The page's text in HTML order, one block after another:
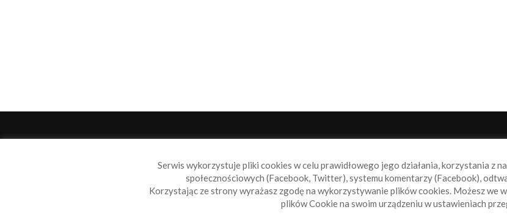
Sailbook.pl to miejsce dla wszystkich, którzy szukają aktualnych
wiadomości ze świata żeglarstwa, świata motorowodniactwa i
nie tylko.
Serwis wykorzystuje pliki cookies w celu prawidłowego jego działania, korzystania z
społecznościowych (Facebook, Twitter), systemu komentarzy (Facebook),
Korzystając ze strony wyrażasz zgodę na wykorzystywanie plików cookies. Możesz we
plików Cookie na swoim urządzeniu w ustawieniach